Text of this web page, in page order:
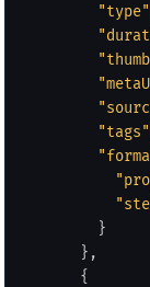
"type"
"tags"
}
} ,
{